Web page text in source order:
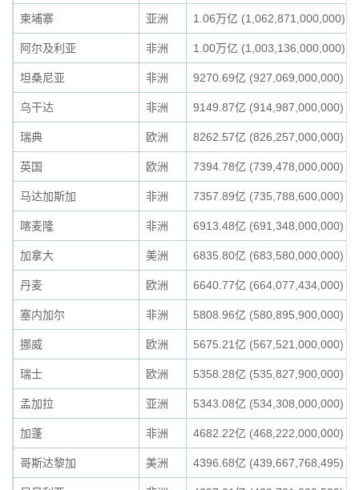
柬埔寨 亚洲 1.06万亿 (1,062,871,000,000)
阿尔及利亚 非洲 1.00万亿 (1,003,136,000,000)
坦桑尼亚 非洲 9270.69亿 (927,069,000,000)
乌干达 非洲 9149.87亿 (914,987,000,000)
瑞典 欧洲 8262.57亿 (826,257,000,000)
英国 欧洲 7394.78亿 (739,478,000,000)
马达加斯加 非洲 7357.89亿 (735,788,600,000)
喀麦隆 非洲 6913.48亿 (691,348,000,000)
加拿大 美洲 6835.80亿 (683,580,000,000)
丹麦 欧洲 6640.77亿 (664,077,434,000)
塞内加尔 非洲 5808.96亿 (580,895,900,000)
挪威 欧洲 5675.21亿 (567,521,000,000)
瑞士 欧洲 5358.28亿 (535,827,900,000)
孟加拉 亚洲 5343.08亿 (534,308,000,000)
加蓬 非洲 4682.22亿 (468,222,000,000)
哥斯达黎加 美洲 4396.68亿 (439,667,768,495)